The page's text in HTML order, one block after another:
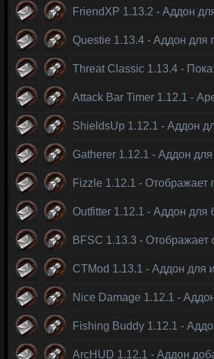
FriendXP 1.13.2 - Аддон
Questie 1.13.4 - Аддон для
Threat Classic 1.13.4 -
Attack Bar Timer 1.12.1 -
ShieldsUp 1.12.1 - Аддон
Gatherer 1.12.1 - Аддон
Fizzle 1.12.1 - Отображает
Outfitter 1.12.1 - Аддон для
BFSC 1.13.3 - Отображает
CTMod 1.13.1 - Аддон для
Nice Damage 1.12.1 -
Fishing Buddy 1.12.1 -
ArcHUD 1.12.1 - Аддон